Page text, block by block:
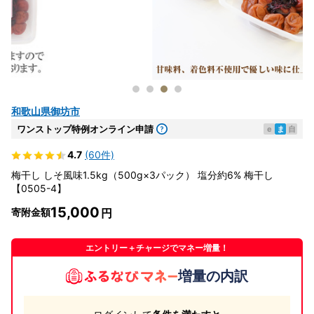
和歌山県御坊市
ワンストップ特例オンライン申請 e ま 自
4.7 (60件)
梅干し しそ風味1.5kg（500g×3パック） 塩分約6% 梅干し
【0505-4】
寄附金額15,000
エントリー＋チャージでマネー増量！
増量の内訳